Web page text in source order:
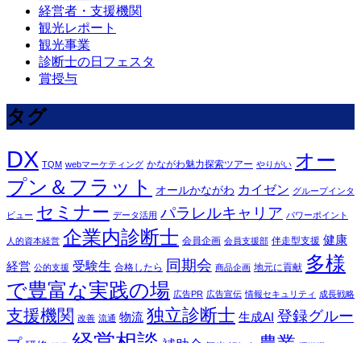
経営者・支援機関
観光レポート
観光事業
診断士の日フェスタ
賞授与
タグ
DX TQM webマーケティング かながわ魅力探索ツアー やりがい オー
プン＆フラット
オールかながわ カイゼン グループインタ
ビュー セミナー データ活用 パラレルキャリア パワーポイント
人的資本経営 企業内診断士 会員企画 会員支援部 伴走型支援 健康
経営 公的支援 受験生 合格したら 同期会 商品企画 地元に貢献 多様
で豊富な実践の場 広告PR 広告宣伝 情報セキュリティ 成長戦略
支援機関 改善 流通 物流 独立診断士 生成AI 登録グルー